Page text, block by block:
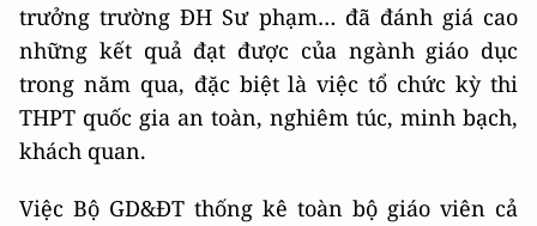
trưởng trường ĐH Sư phạm… đã đánh giá cao
những kết quả đạt được của ngành giáo dục
trong năm qua, đặc biệt là việc tổ chức kỳ thi
THPT quốc gia an toàn, nghiêm túc, minh bạch,
khách quan.
Việc Bộ GD&ĐT thống kê toàn bộ giáo viên cả